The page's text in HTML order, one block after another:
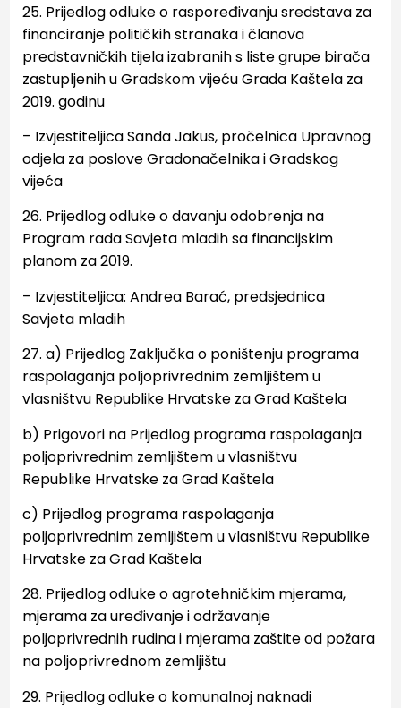
25. Prijedlog odluke o raspoređivanju sredstava za
financiranje političkih stranaka i članova
predstavničkih tijela izabranih s liste grupe birača
zastupljenih u Gradskom vijeću Grada Kaštela za
2019. godinu
– Izvjestiteljica Sanda Jakus, pročelnica Upravnog
odjela za poslove Gradonačelnika i Gradskog
vijeća
26. Prijedlog odluke o davanju odobrenja na
Program rada Savjeta mladih sa financijskim
planom za 2019.
– Izvjestiteljica: Andrea Barać, predsjednica
Savjeta mladih
27.a) Prijedlog Zaključka o poništenju programa
raspolaganja poljoprivrednim zemljištem u
vlasništvu Republike Hrvatske za Grad Kaštela
b) Prigovori na Prijedlog programa raspolaganja
poljoprivrednim zemljištem u vlasništvu
Republike Hrvatske za Grad Kaštela
c) Prijedlog programa raspolaganja
poljoprivrednim zemljištem u vlasništvu Republike
Hrvatske zaGrad Kaštela
28. Prijedlog odluke o agrotehničkim mjerama,
mjerama za uređivanje i održavanje
poljoprivrednih rudina i mjerama zaštite od požara
na poljoprivrednom zemljištu
29. Prijedlog odluke o komunalnoj naknadi